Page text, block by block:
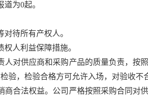
为0起。
待所有产权人。
人利益保障措施。
人对供应商和采购产品的质量负责，按
验，检验合格方可允许入场，对验收不
商合法权益。公司严格按照采购合同对